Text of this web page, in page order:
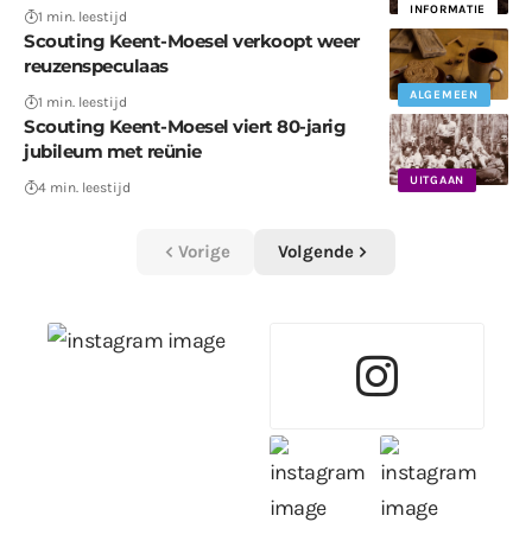
INFORMATIE
1 min. leestijd
ALGEMEEN
Scouting Keent-Moesel verkoopt weer
reuzenspeculaas
1 min. leestijd
UITGAAN
Scouting Keent-Moesel viert 80-jarig
jubileum met reünie
4 min. leestijd
Vorige Volgende